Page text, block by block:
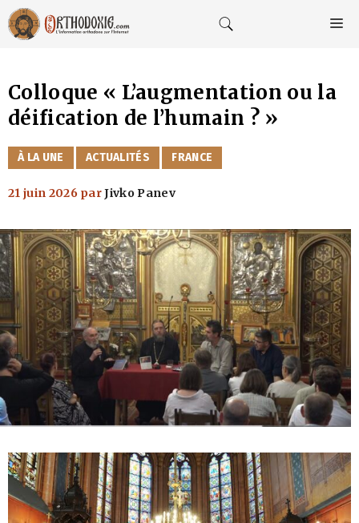
Aller
au
contenu
Colloque « L’augmentation ou la
déification de l’humain ? »
CATÉGORIES
À LA UNE ACTUALITÉS FRANCE
21 juin 2026 parJivko Panev